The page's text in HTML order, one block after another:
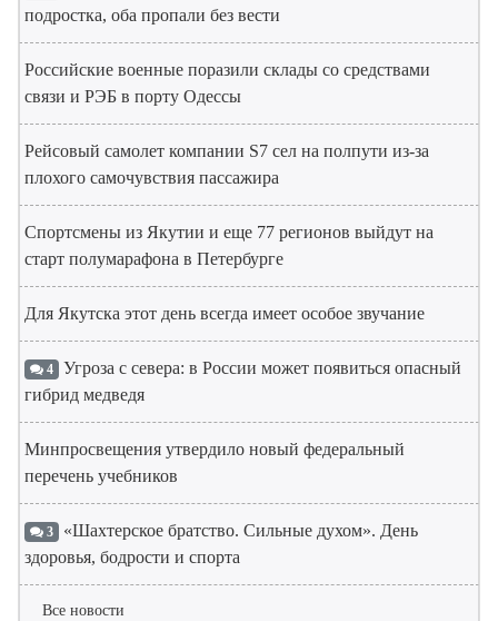
подростка, оба пропали без вести
Российские военные поразили склады со средствами
связи и РЭБ в порту Одессы
Рейсовый самолет компании S7 сел на полпути из-за
плохого самочувствия пассажира
Спортсмены из Якутии и еще 77 регионов выйдут на
старт полумарафона в Петербурге
Для Якутска этот день всегда имеет особое звучание
4 Угроза с севера: в России может появиться опасный
гибрид медведя
Минпросвещения утвердило новый федеральный
перечень учебников
3 «Шахтерское братство. Сильные духом». День
здоровья, бодрости и спорта
Все новости